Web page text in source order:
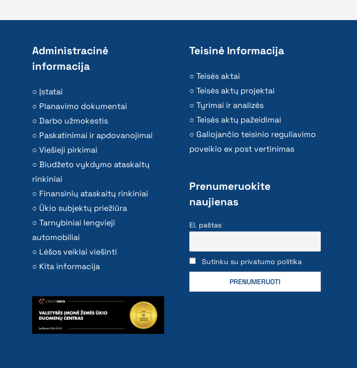
Administracinė
informacija
Įstatai
Planavimo dokumentai
Darbo užmokestis
Paskatinimai ir apdovanojimai
Viešieji pirkimai
Biudžeto vykdymo ataskaitų
rinkiniai
Finansinių ataskaitų rinkiniai
Ūkio subjektų priežiūra
Tarnybiniai lengvieji
automobiliai
Lėšos veiklai viešinti
Kita informacija
Teisinė Informacija
Teisės aktai
Teisės aktų projektai
Tyrimai ir analizės
Teisės aktų pažeidimai
Galiojančio teisinio reguliavimo
poveikio ex post vertinimas
Prenumeruokite
naujienas
El. paštas
Sutinku su privatumo politika